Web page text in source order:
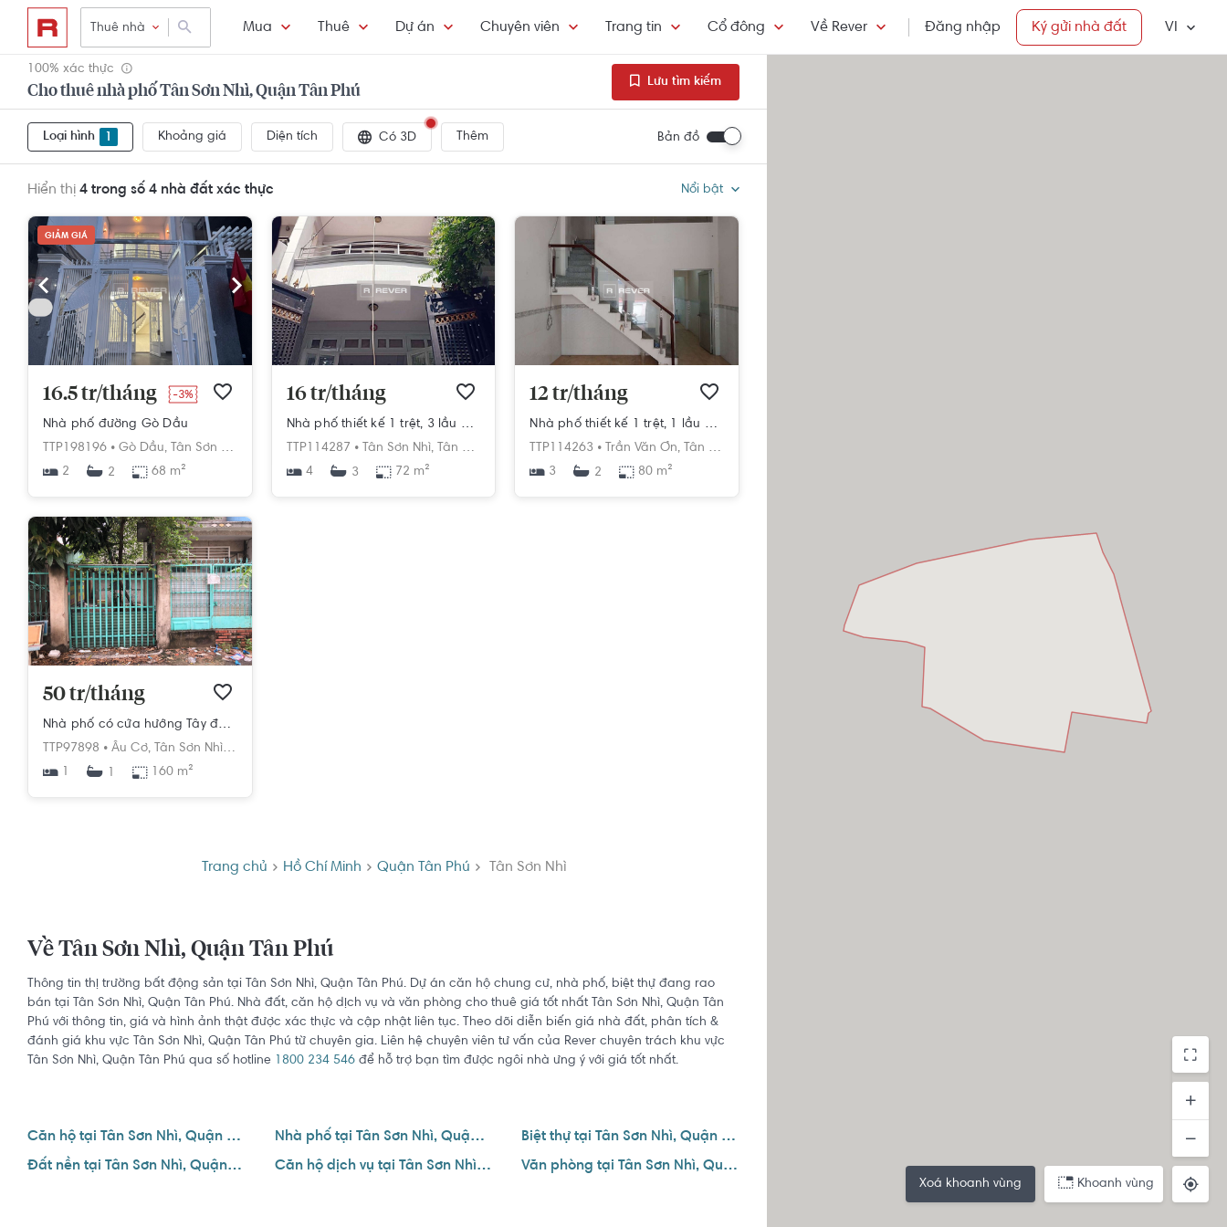
Thuê nhà Mua Thuê Dự án Chuyên viên Trang tin Cổ đông Về Rever Đăng nhập Ký gửi nhà đất VI
100% xác thực
Cho thuê nhà phố Tân Sơn Nhì, Quận Tân Phú
Lưu tìm kiếm
Loại hình Khoảng giá Diện tích Có 3D Thêm Bản đồ
Hiển thị 4 trong số 4 nhà đất xác thực Nổi bật
GIẢM GIÁ
16.5 tr/tháng -3%
Nhà phố đường Gò Dầu
TTP198196 • Gò Dầu, Tân Sơn Nhì, Tân Phú,
Hồ Chí Minh
2
2 68 m²
16 tr/tháng
Nhà phố thiết kế 1 trệt, 3 lầu có cửa chính hướng Đông Nam.
TTP114287 • Tân Sơn Nhì, Tân Sơn Nhì, Tân Phú, Hồ Chí Minh
4
3 72 m²
12 tr/tháng
Nhà phố thiết kế 1 trệt, 1 lầu diện tích đất 80m2, có sổ hồng.
TTP114263 • Trần Văn Ơn, Tân Sơn Nhì,
3
2 80 m²
50 tr/tháng
Nhà phố có cửa hướng Tây đón nắng sớm, diện tích 160m2.
TTP97898 • Âu Cơ, Tân Sơn Nhì, Tân Phú,
1
160 m²
Trang chủ Hồ Chí Minh Quận Tân Phú Tân Sơn Nhì
Về Tân Sơn Nhì, Quận Tân Phú
Thông tin thị trường bất động sản tại Tân Sơn Nhì, Quận Tân Phú. Dự án căn hộ chung cư, nhà phố, biệt thự đang rao
bán tại Tân Sơn Nhì, Quận Tân Phú. Nhà đất, căn hộ dịch vụ và văn phòng cho thuê giá tốt nhất Tân Sơn Nhì, Quận Tân
Phú với thông tin, giá và hình ảnh thật được xác thực và cập nhật liên tục. Theo dõi diễn biến giá nhà đất, phân tích &
đánh giá khu vực Tân Sơn Nhì, Quận Tân Phú từ chuyên gia. Liên hệ chuyên viên tư vấn của Rever chuyên trách khu vực
Tân Sơn Nhì, Quận Tân Phú qua số hotline 1800 234 546 để hỗ trợ bạn tìm được ngôi nhà ưng ý với giá tốt nhất.
Căn hộ tại Tân Sơn Nhì, Quận Tân Phú Nhà phố tại Tân Sơn Nhì, Quận Tân Phú
Biệt thự tại Tân Sơn Nhì, Quận Tân Phú
Đất nền tại Tân Sơn Nhì, Quận Tân Phú
Căn hộ dịch vụ tại Tân Sơn Nhì, Quận Tân Phú Văn phòng tại Tân Sơn Nhì, Quận Tân Phú
Xoá khoanh vùng Khoanh vùng